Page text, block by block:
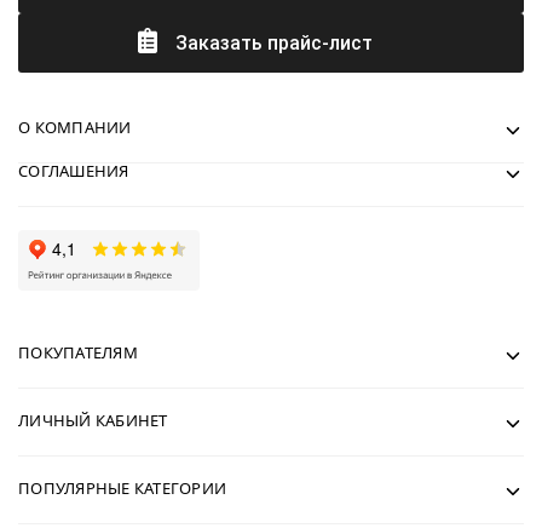
Заказать прайс-лист
О КОМПАНИИ
СОГЛАШЕНИЯ
ПОКУПАТЕЛЯМ
ЛИЧНЫЙ КАБИНЕТ
ПОПУЛЯРНЫЕ КАТЕГОРИИ